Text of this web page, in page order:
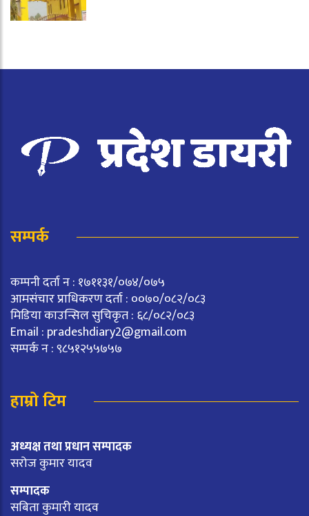
सम्पर्क
कम्पनी दर्ता न : १७११३१/०७४/०७५
आमसंचार प्राधिकरण दर्ता : ००७०/०८२/०८३
मिडिया काउन्सिल सुचिकृत : ६८/०८२/०८३
Email : pradeshdiary2@gmail.com
सम्पर्क न : ९८५१२५५७५७
हाम्रो टिम
अध्यक्ष तथा प्रधान सम्पादक
सरोज कुमार यादव
सम्पादक
सबिता कुमारी यादव